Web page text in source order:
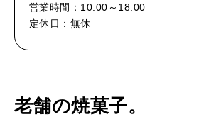
営業時間：10:00～18:00
定休日：無休
老舗の焼菓子。